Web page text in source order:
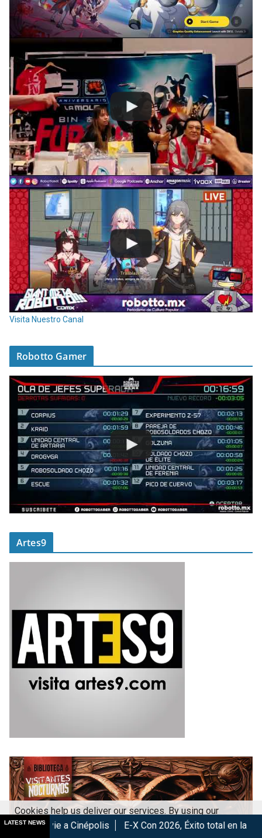
Visita Nuestro Canal
Robotto Gamer
Artes9
LATEST NEWS
Cinépolis E-X Con 2026, Éxito total en la convención.
Cookies help us deliver our services. By using our
services, you agree to our use of cookies.
Got it